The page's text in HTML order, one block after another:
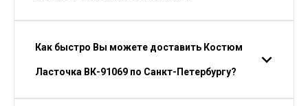
Как быстро Вы можете доставить Костюм
Ласточка ВК-91069 по Санкт-Петербургу?